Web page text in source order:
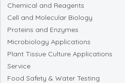
Chemical and Reagents
Cell and Molecular Biology
Proteins and Enzymes
Microbiology Applications
Plant Tissue Culture Applications
Service
Food Safety & Water Testing